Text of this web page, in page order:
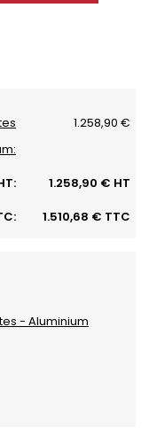
1.258,90 €
1.258,90 € HT
1.510,68 € TTC
- Aluminium